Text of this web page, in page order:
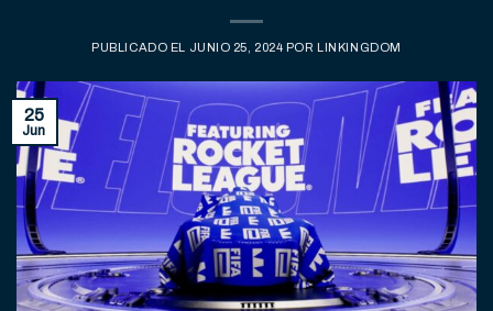
PUBLICADO EL JUNIO 25, 2024 POR LINKINGDOM
25
Jun